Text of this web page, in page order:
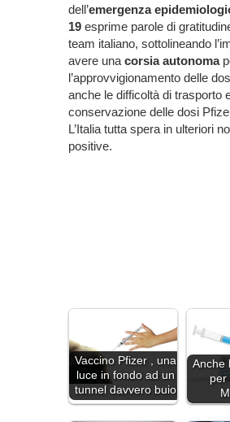
dell’emergenza
19 esprime parole di
team italiano, sottolineando
avere una corsia autonoma
l’approvvigionamento delle
anche le difficoltà di trasporto
conservazione delle dosi
L’Italia tutta spera in ulteriori
positive.
Vaccino Pfizer , una
luce in fondo ad un
tunnel davvero buio
Anche
per